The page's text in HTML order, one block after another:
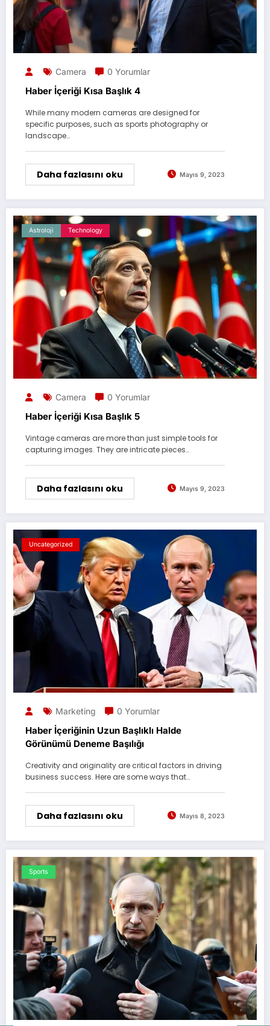
Camera 0 Yorumlar
Haber İçeriği Kısa Başlık 4
While many modern cameras are designed for
specific purposes, such as sports photography or
landscape…
Daha fazlasını oku Mayıs 9, 2023
Astroloji Technology
Camera 0 Yorumlar
Haber İçeriği Kısa Başlık 5
Vintage cameras are more than just simple tools for
capturing images. They are intricate pieces…
Daha fazlasını oku Mayıs 9, 2023
Uncategorized
Marketing 0 Yorumlar
Haber İçeriğinin Uzun Başlıklı Halde
Görünümü Deneme Başılığı
Creativity and originality are critical factors in driving
business success. Here are some ways that…
Daha fazlasını oku Mayıs 8, 2023
Sports